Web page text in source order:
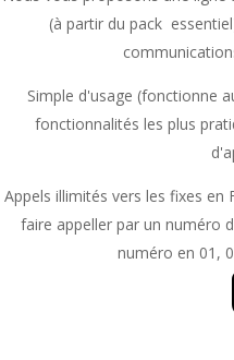
(à partir du pack
Simple d'usage (fonctionne
fonctionnalités les plus
Appels illimités vers les fixes en
faire appeller par un numéro
numéro en 01,